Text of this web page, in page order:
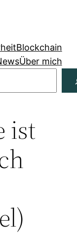
Blockchain
Über mich
ist